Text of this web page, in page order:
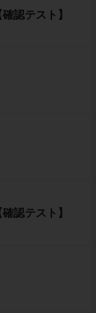
認テスト】
認テスト】